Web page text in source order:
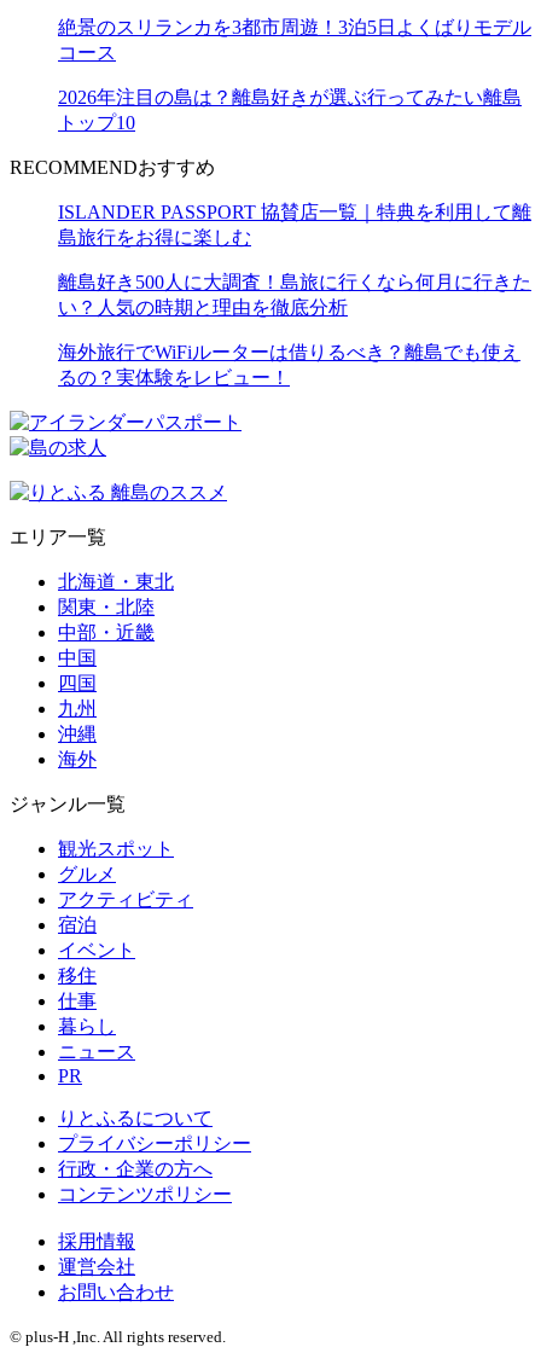
絶景のスリランカを3都市周遊！3泊5日よくばりモデル
コース
2026年注目の島は？離島好きが選ぶ行ってみたい離島
トップ10
RECOMMENDおすすめ
ISLANDER PASSPORT 協賛店一覧｜特典を利用して離
島旅行をお得に楽しむ
離島好き500人に大調査！島旅に行くなら何月に行きた
い？人気の時期と理由を徹底分析
海外旅行でWiFiルーターは借りるべき？離島でも使え
るの？実体験をレビュー！
エリア一覧
北海道・東北
関東・北陸
中部・近畿
中国
四国
九州
沖縄
海外
ジャンル一覧
観光スポット
グルメ
アクティビティ
宿泊
イベント
移住
仕事
暮らし
ニュース
PR
りとふるについて
プライバシーポリシー
行政・企業の方へ
コンテンツポリシー
採用情報
運営会社
お問い合わせ
© plus-H ,Inc. All rights reserved.